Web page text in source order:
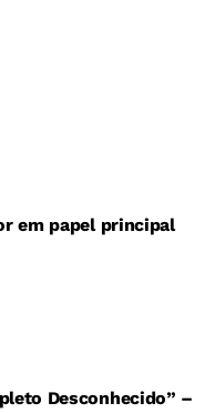
em papel principal
Desconhecido” –